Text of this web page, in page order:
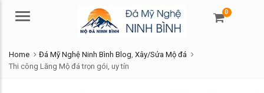
Menu
0
Home Đá Mỹ Nghệ Ninh Bình Blog Xây/Sửa Mộ đá
Thi công Lăng Mộ đá trọn gói, uy tín